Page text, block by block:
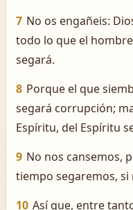
7 No os engañeis:
todo lo que el
segará.
8 Porque el que
segará corrupción;
Espíritu, del Espíritu
9 No nos cansemos,
tiempo segaremos,
10 Así que, entre